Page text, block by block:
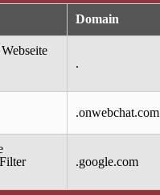
Domain
.
.onwebchat.com
.google.com